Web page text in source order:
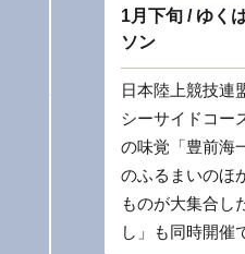
1月下旬 / ゆく
ソン
日本陸上競技連
シーサイドコー
の味覚「豊前海
のふるまいのほ
ものが大集合し
し」も同時開催